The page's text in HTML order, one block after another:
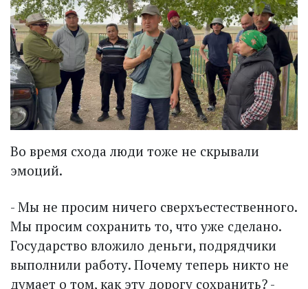
Во время схода люди тоже не скрывали
эмоций.
- Мы не просим ничего сверхъестественного.
Мы просим сохранить то, что уже сделано.
Государство вложило деньги, подрядчики
выполнили работу. Почему теперь никто не
думает о том, как эту дорогу сохранить? -